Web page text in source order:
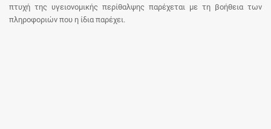
πτυχή της υγειονομικής περίθαλψης παρέχεται με τη βοήθεια των
πληροφοριών που η ίδια παρέχει.